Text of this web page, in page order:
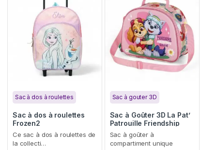
Sac à dos à roulettes
Sac à dos à roulettes
Frozen2
Ce sac à dos à roulettes de
la collecti…
Sac à gouter 3D
Sac à Goûter 3D La Pat’
Patrouille Friendship
Sac à goûter à
compartiment unique